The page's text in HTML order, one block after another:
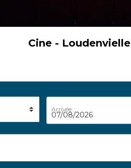
Cine - Loudenvielle
Arrivée: